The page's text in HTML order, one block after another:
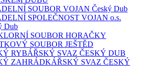
SOUBOR VOJAN Český Dub
SPOLEČNOST VOJAN o.s.
Dub
SOUBOR HORAČKY
SOUBOR JEŠTĚD
RYBÁŘSKÝ SVAZ ČESKÝ DUB
ZAHRÁDKÁŘSKÝ SVAZ ČESKÝ